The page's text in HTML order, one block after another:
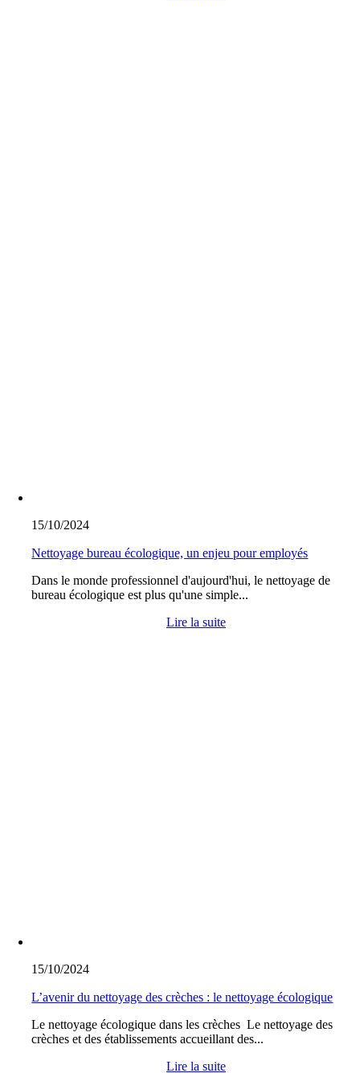
15/10/2024
Nettoyage bureau écologique, un enjeu pour employés
Dans le monde professionnel d'aujourd'hui, le nettoyage de
bureau écologique est plus qu'une simple...
Lire la suite
15/10/2024
L’avenir du nettoyage des crèches : le nettoyage écologique
Le nettoyage écologique dans les crèches Le nettoyage des
crèches et des établissements accueillant des...
Lire la suite